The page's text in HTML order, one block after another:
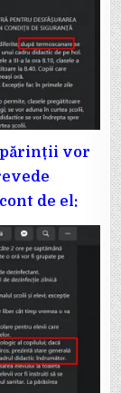
părinții vor
de el: